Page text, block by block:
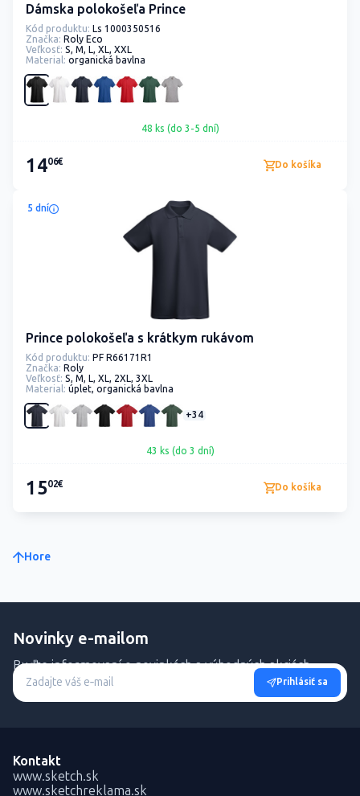
Dámska polokošeľa Prince
Kód produktu: Ls 1000350516
Značka: Roly Eco
Veľkosť: S, M, L, XL, XXL
Material: organická bavlna
48 ks (do 3-5 dní)
1406€ Do košíka
5 dní
Prince polokošeľa s krátkym rukávom
Kód produktu: PF R66171R1
Značka: Roly
Veľkosť: S, M, L, XL, 2XL, 3XL
Material: úplet, organická bavlna
+34
43 ks (do 3 dní)
1502€ Do košíka
Hore
Novinky e-mailom
Buďte informovaní o novinkách a výhodných akciách.
Prihlásiť sa
Kontakt
www.sketch.sk
www.sketchreklama.sk